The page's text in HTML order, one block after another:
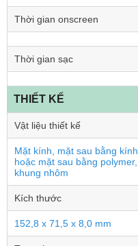
Thời gian onscreen
Thời gian sạc
THIẾT KẾ
Vật liệu thiết kế
Mặt kính, mặt sau bằng kính
hoặc mặt sau bằng polymer,
khung nhôm
Kích thước
152,8 x 71,5 x 8,0 mm